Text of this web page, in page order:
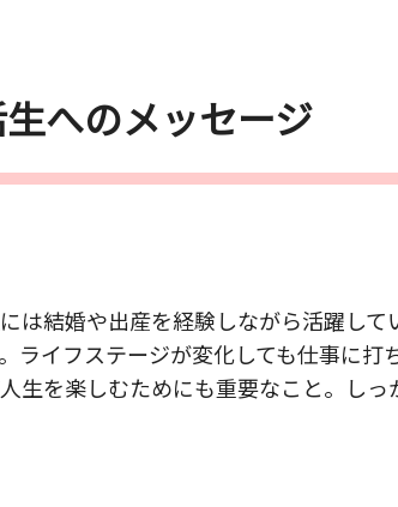
へのメッセージ
は結婚や出産を経験しながら活躍し
ライフステージが変化しても仕事に
生を楽しむためにも重要なこと。しっ